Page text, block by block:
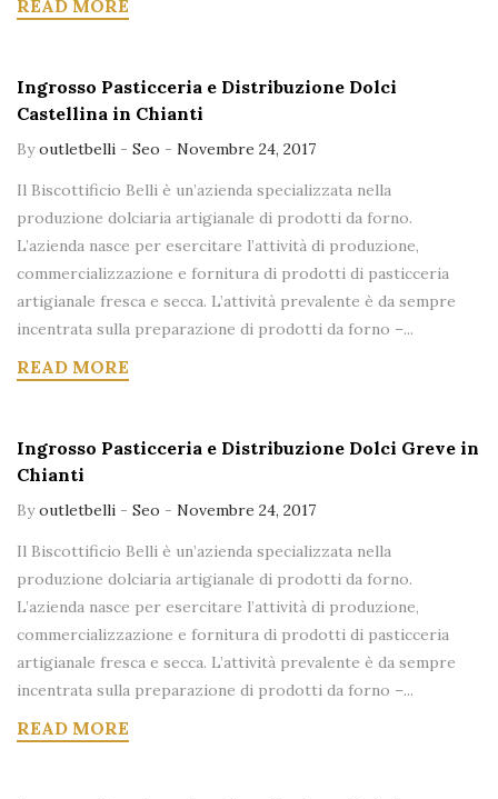
READ MORE
Ingrosso Pasticceria e Distribuzione Dolci
Castellina in Chianti
Byoutletbelli - Seo - Novembre 24, 2017
Il Biscottificio Belli è un’azienda specializzata nella
produzione dolciaria artigianale di prodotti da forno.
L’azienda nasce per esercitare l’attività di produzione,
commercializzazione e fornitura di prodotti di pasticceria
artigianale fresca e secca. L’attività prevalente è da sempre
incentrata sulla preparazione di prodotti da forno –...
READ MORE
Ingrosso Pasticceria e Distribuzione Dolci Greve in
Chianti
Byoutletbelli - Seo - Novembre 24, 2017
Il Biscottificio Belli è un’azienda specializzata nella
produzione dolciaria artigianale di prodotti da forno.
L’azienda nasce per esercitare l’attività di produzione,
commercializzazione e fornitura di prodotti di pasticceria
artigianale fresca e secca. L’attività prevalente è da sempre
incentrata sulla preparazione di prodotti da forno –...
READ MORE